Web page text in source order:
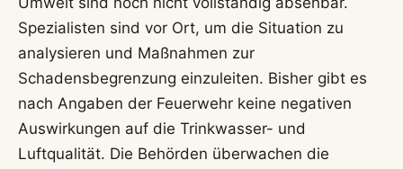
Spezialisten sind vor Ort, um die Situation zu
analysieren und Maßnahmen zur
Schadensbegrenzung einzuleiten. Bisher gibt es
nach Angaben der Feuerwehr keine negativen
Auswirkungen auf die Trinkwasser- und
Luftqualität. Die Behörden überwachen die